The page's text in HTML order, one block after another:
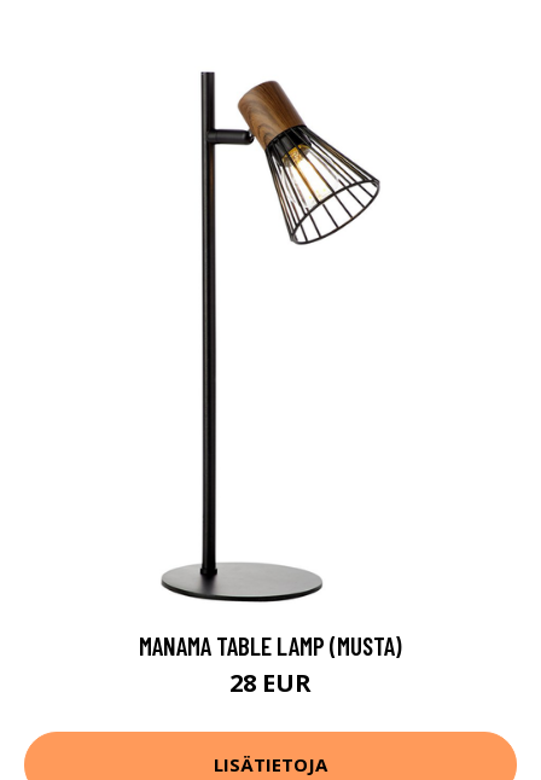
MANAMA TABLE LAMP (MUSTA)
28 EUR
LISÄTIETOJA